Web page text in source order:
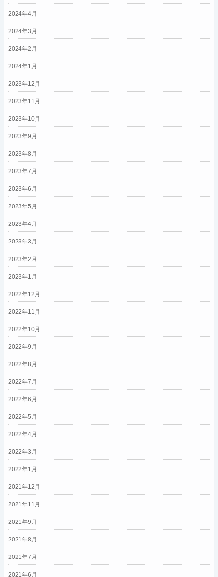
2024年4月
2024年3月
2024年2月
2024年1月
2023年12月
2023年11月
2023年10月
2023年9月
2023年8月
2023年7月
2023年6月
2023年5月
2023年4月
2023年3月
2023年2月
2023年1月
2022年12月
2022年11月
2022年10月
2022年9月
2022年8月
2022年7月
2022年6月
2022年5月
2022年4月
2022年3月
2022年1月
2021年12月
2021年11月
2021年9月
2021年8月
2021年7月
2021年6月